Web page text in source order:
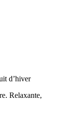
Relaxante,